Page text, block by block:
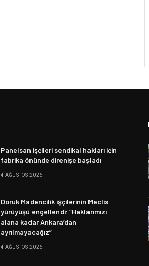
Panelsan işçileri sendikal hakları için
fabrika önünde direnişe başladı
4 AĞUSTOS 2026
Doruk Madencilik işçilerinin Meclis
yürüyüşü engellendi: “Haklarımızı
alana kadar Ankara’dan
ayrılmayacağız”
4 AĞUSTOS 2026